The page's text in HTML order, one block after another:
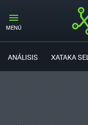
MENÚ
ANÁLISIS XATAKA